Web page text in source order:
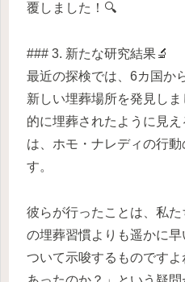
覆しました！🔍
### 3. 新たな研究結果🔬
最近の探検では、6カ国か
新しい埋葬場所を発見し
的に埋葬されたように見
は、ホモ・ナレディの行
す。
彼らが行ったことは、私
の埋葬習慣よりも遥かに
ついて示唆するものです